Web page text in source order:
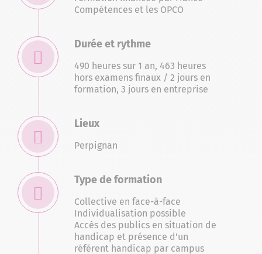
Compétences et les OPCO
Durée et rythme
490 heures sur 1 an, 463 heures
hors examens finaux / 2 jours en
formation, 3 jours en entreprise
Lieux
Perpignan
Type de formation
Collective en face-à-face
Individualisation possible
Accès des publics en situation de
handicap et présence d'un
référent handicap par campus